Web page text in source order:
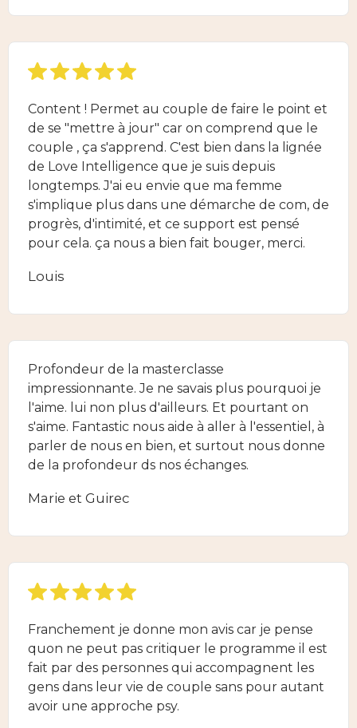
Content ! Permet au couple de faire le point et
de se "mettre à jour" car on comprend que le
couple , ça s'apprend. C'est bien dans la lignée
de Love Intelligence que je suis depuis
longtemps. J'ai eu envie que ma femme
s'implique plus dans une démarche de com, de
progrès, d'intimité, et ce support est pensé
pour cela. ça nous a bien fait bouger, merci.
Louis
Profondeur de la masterclasse
impressionnante. Je ne savais plus pourquoi je
l'aime. lui non plus d'ailleurs. Et pourtant on
s'aime. Fantastic nous aide à aller à l'essentiel, à
parler de nous en bien, et surtout nous donne
de la profondeur ds nos échanges.
Marie et Guirec
Franchement je donne mon avis car je pense
quon ne peut pas critiquer le programme il est
fait par des personnes qui accompagnent les
gens dans leur vie de couple sans pour autant
avoir une approche psy.